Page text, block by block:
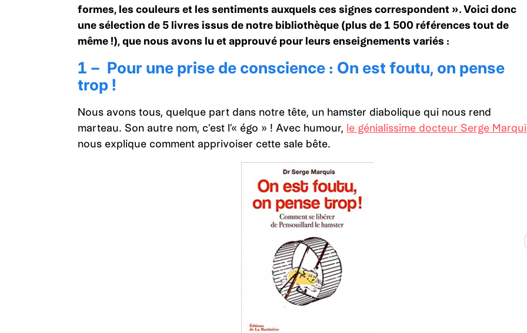
formes, les couleurs et les sentiments auxquels ces signes correspondent ». Voici donc
une sélection de 5 livres issus de notre bibliothèque (plus de 1 500 références tout de
même !), que nous avons lu et approuvé pour leurs enseignements variés :
1 – Pour une prise de conscience : On est foutu, on pense
trop !
Nous avons tous, quelque part dans notre tête, un hamster diabolique qui nous rend
marteau. Son autre nom, c’est l’« égo » ! Avec humour, le génialissime docteur Serge
nous explique comment apprivoiser cette sale bête.